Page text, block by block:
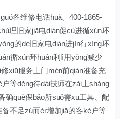
各维修电话huà。400-1865-
理旧家jiā电diàn促cù进循xún环
的de旧家电diàn进jìn行xíng环
循xún环huán利lì用yòng减少
xiū服务上门mén前qián准备充
等děng待dài技师在zài上shàng
确què保bǎo所suǒ需xū工具、配
不足zú而ér增加jiā的客kè户等